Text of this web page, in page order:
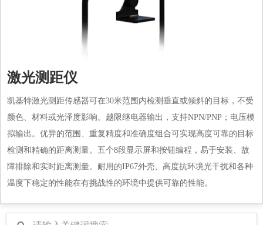
激光测距仪
凯基特激光测距传感器可在30米范围内检测垂直或倾斜的目标，不受
颜色、材料或光泽度影响。越限继电器输出，支持NPN/PNP；电压模
拟输出。优异的范围、重复精度和准确度组合可实现高度可靠的目标
检测和精确的距离测量。五个8段显示屏和按钮编程，易于安装、故
障排除和实时距离测量。耐用的IP67外壳、高度抗环境光干扰和各种
温度下稳定的性能在有挑战性的环境中提供可靠的性能。